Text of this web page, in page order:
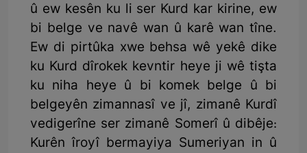
û ew kesên ku li ser Kurd kar kirine, ew
bi belge ve navê wan û karê wan tîne.
Ew di pirtûka xwe behsa wê yekê dike
ku Kurd dîrokek kevntir heye ji wê tişta
ku niha heye û bi komek belge û bi
belgeyên zimannasî ve jî, zimanê Kurdî
vedigerîne ser zimanê Somerî û dibêje:
Kurên îroyî bermayiya Sumeriyan in û